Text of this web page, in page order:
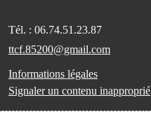
Tél. : 06.74.51.23.87
ttcf.85200@gmail.com
Informations légales
Signaler un contenu inapproprié